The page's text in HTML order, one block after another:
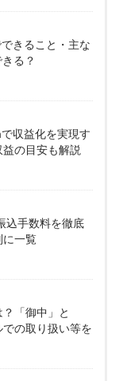
きること・主な
る？
収益化を実現す
の目安も解説
込手数料を徹底
に一覧
？「御中」と
での取り扱い等を